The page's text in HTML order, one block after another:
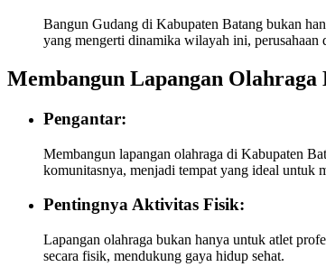
Bangun Gudang di Kabupaten Batang bukan
yang mengerti dinamika wilayah ini, perusahaan
Membangun Lapangan Olahraga
Pengantar:
Membangun lapangan olahraga di Kabupaten
komunitasnya, menjadi tempat yang ideal untuk
Pentingnya Aktivitas Fisik:
Lapangan olahraga bukan hanya untuk atlet
secara fisik, mendukung gaya hidup sehat.